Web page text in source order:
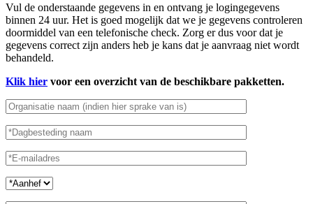
Vul de onderstaande gegevens in en ontvang je logingegevens
binnen 24 uur. Het is goed mogelijk dat we je gegevens controleren
doormiddel van een telefonische check. Zorg er dus voor dat je
gegevens correct zijn anders heb je kans dat je aanvraag niet wordt
behandeld.
Klik hier voor een overzicht van de beschikbare pakketten.